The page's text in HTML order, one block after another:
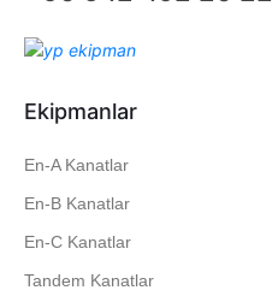
Ekipmanlar
En-A Kanatlar
En-B Kanatlar
En-C Kanatlar
Tandem Kanatlar